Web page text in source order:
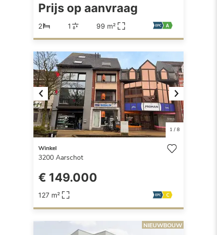
Prijs op aanvraag
2 1 99 m²
Previous Next
1/ 8
Winkel
3200 Aarschot
€ 149.000
127 m²
NIEUWBOUW